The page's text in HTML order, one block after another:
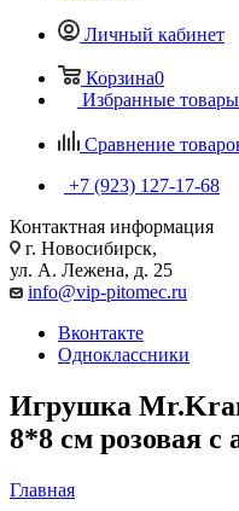
Личный кабинет
Корзина0
Избранные товары
Сравнение
+7 (923) 127-17-68
Контактная информация
г. Новосибирск,
ул. А. Лежена, д. 25
info@vip-pitomec.ru
Вконтакте
Одноклассники
Игрушка
8*8 см розовая с
Главная